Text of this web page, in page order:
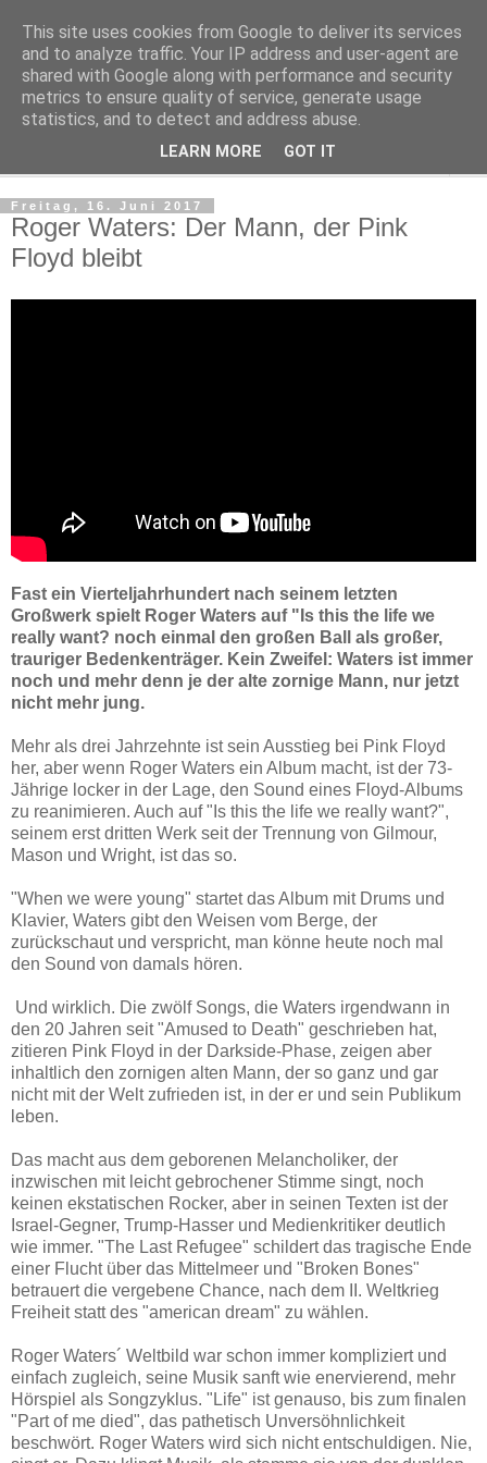
Kludge
Private Notizen aus Halle an der Saale
Freitag, 16. Juni 2017
Roger Waters: Der Mann, der Pink
Floyd bleibt
Fast ein Vierteljahrhundert nach seinem letzten
Großwerk spielt Roger Waters auf "Is this the life we
really want? noch einmal den großen Ball als großer,
trauriger Bedenkenträger. Kein Zweifel: Waters ist immer
noch und mehr denn je der alte zornige Mann, nur jetzt
nicht mehr jung.
Mehr als drei Jahrzehnte ist sein Ausstieg bei Pink Floyd
her, aber wenn Roger Waters ein Album macht, ist der 73-
Jährige locker in der Lage, den Sound eines Floyd-Albums
zu reanimieren. Auch auf "Is this the life we really want?",
seinem erst dritten Werk seit der Trennung von Gilmour,
Mason und Wright, ist das so.
"When we were young" startet das Album mit Drums und
Klavier, Waters gibt den Weisen vom Berge, der
zurückschaut und verspricht, man könne heute noch mal
den Sound von damals hören.
Und wirklich. Die zwölf Songs, die Waters irgendwann in
den 20 Jahren seit "Amused to Death" geschrieben hat,
zitieren Pink Floyd in der Darkside-Phase, zeigen aber
inhaltlich den zornigen alten Mann, der so ganz und gar
nicht mit der Welt zufrieden ist, in der er und sein Publikum
leben.
Das macht aus dem geborenen Melancholiker, der
inzwischen mit leicht gebrochener Stimme singt, noch
keinen ekstatischen Rocker, aber in seinen Texten ist der
Israel-Gegner, Trump-Hasser und Medienkritiker deutlich
wie immer. "The Last Refugee" schildert das tragische Ende
einer Flucht über das Mittelmeer und "Broken Bones"
betrauert die vergebene Chance, nach dem II. Weltkrieg
Freiheit statt des "american dream" zu wählen.
Roger Waters´ Weltbild war schon immer kompliziert und
einfach zugleich, seine Musik sanft wie enervierend, mehr
Hörspiel als Songzyklus. "Life" ist genauso, bis zum finalen
"Part of me died", das pathetisch Unversöhnlichkeit
beschwört. Roger Waters wird sich nicht entschuldigen. Nie,
This site uses cookies from Google to deliver its services
and to analyze traffic. Your IP address and user-agent are
shared with Google along with performance and security
metrics to ensure quality of service, generate usage
statistics, and to detect and address abuse.
LEARN MORE GOT IT